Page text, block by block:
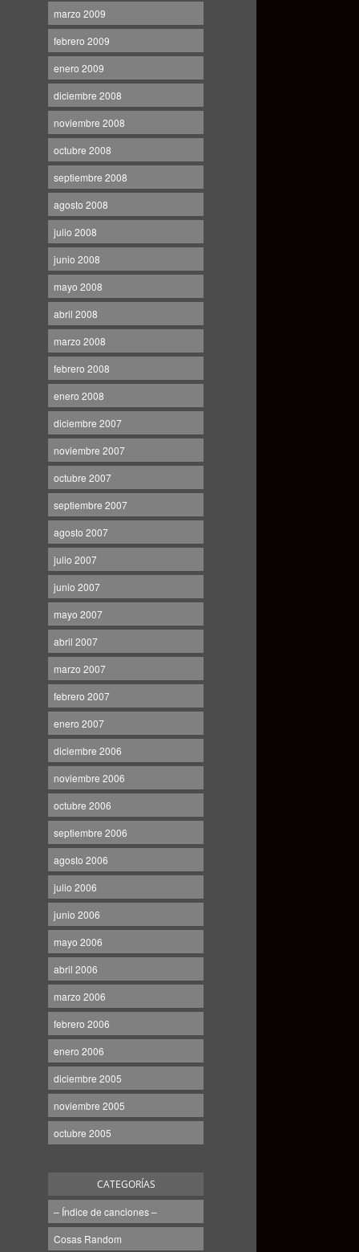
marzo 2009
febrero 2009
enero 2009
diciembre 2008
noviembre 2008
octubre 2008
septiembre 2008
agosto 2008
julio 2008
junio 2008
mayo 2008
abril 2008
marzo 2008
febrero 2008
enero 2008
diciembre 2007
noviembre 2007
octubre 2007
septiembre 2007
agosto 2007
julio 2007
junio 2007
mayo 2007
abril 2007
marzo 2007
febrero 2007
enero 2007
diciembre 2006
noviembre 2006
octubre 2006
septiembre 2006
agosto 2006
julio 2006
junio 2006
mayo 2006
abril 2006
marzo 2006
febrero 2006
enero 2006
diciembre 2005
noviembre 2005
octubre 2005
CATEGORÍAS
– Índice de canciones –
Cosas Random